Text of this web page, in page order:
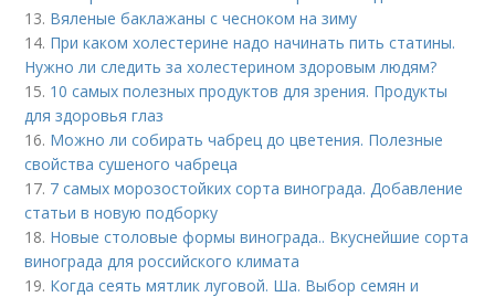
13. Вяленые баклажаны с чесноком на зиму
14. При каком холестерине надо начинать пить статины.
Нужно ли следить за холестерином здоровым людям?
15. 10 самых полезных продуктов для зрения. Продукты
для здоровья глаз
16. Можно ли собирать чабрец до цветения. Полезные
свойства сушеного чабреца
17. 7 самых морозостойких сорта винограда. Добавление
статьи в новую подборку
18. Новые столовые формы винограда.. Вкуснейшие сорта
винограда для российского климата
19. Когда сеять мятлик луговой. Ша. Выбор семян и